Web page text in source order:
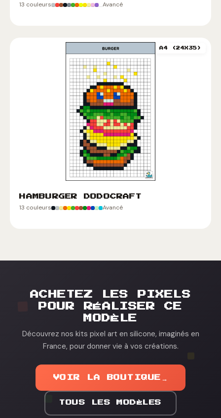
13 couleurs Avancé
A4 (24X35)
HAMBURGER DODOCRAFT
13 couleurs Avancé
ACHETEZ LES PIXELS
POUR RÉALISER CE
MODÈLE
Découvrez nos kits pixel art en silicone, imaginés en
France, pour donner vie à vos créations.
VOIR LA BOUTIQUE
TOUS LES MODÈLES